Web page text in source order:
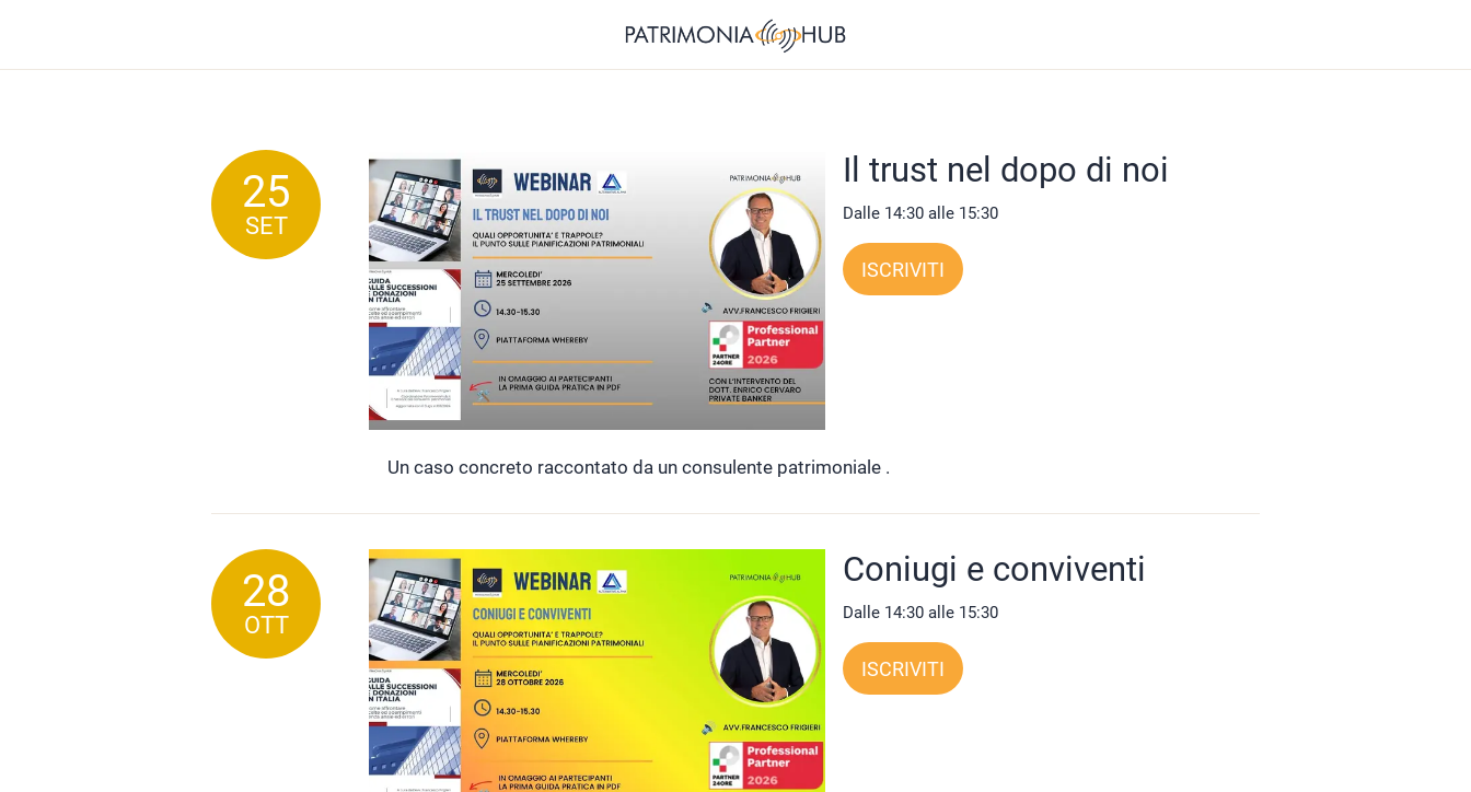
25
SET
Il trust nel dopo di noi
Dalle 14:30 alle 15:30
ISCRIVITI
Un caso concreto raccontato da un consulente patrimoniale .
28
OTT
Coniugi e conviventi
Dalle 14:30 alle 15:30
ISCRIVITI